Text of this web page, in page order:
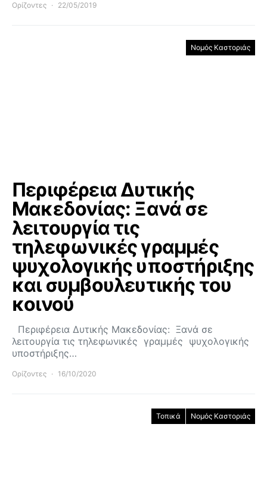
Ορίζοντες 22/05/2019
Νομός Καστοριάς
Περιφέρεια Δυτικής
Μακεδονίας: Ξανά σε
λειτουργία τις
τηλεφωνικές γραμμές
ψυχολογικής υποστήριξης
και συμβουλευτικής του
κοινού
Περιφέρεια Δυτικής Μακεδονίας: Ξανά σε
λειτουργία τις τηλεφωνικές γραμμές ψυχολογικής
υποστήριξης…
Ορίζοντες 16/10/2020
Τοπικά Νομός Καστοριάς